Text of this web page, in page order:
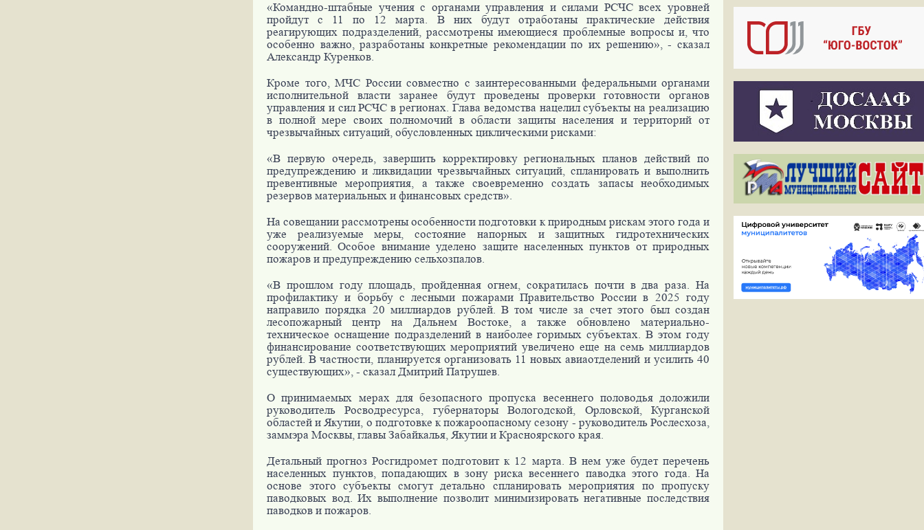
«Командно-штабные учения с органами управления и силами РСЧС всех уровней
пройдут с 11 по 12 марта. В них будут отработаны практические действия
реагирующих подразделений, рассмотрены имеющиеся проблемные вопросы и, что
особенно важно, разработаны конкретные рекомендации по их решению», - сказал
Александр Куренков.
Кроме того, МЧС России совместно с заинтересованными федеральными органами
исполнительной власти заранее будут проведены проверки готовности органов
управления и сил РСЧС в регионах. Глава ведомства нацелил субъекты на реализацию
в полной мере своих полномочий в области защиты населения и территорий от
чрезвычайных ситуаций, обусловленных циклическими рисками:
«В первую очередь, завершить корректировку региональных планов действий по
предупреждению и ликвидации чрезвычайных ситуаций, спланировать и выполнить
превентивные мероприятия, а также своевременно создать запасы необходимых
резервов материальных и финансовых средств».
На совещании рассмотрены особенности подготовки к природным рискам этого года и
уже реализуемые меры, состояние напорных и защитных гидротехнических
сооружений. Особое внимание уделено защите населенных пунктов от природных
пожаров и предупреждению сельхозпалов.
«В прошлом году площадь, пройденная огнем, сократилась почти в два раза. На
профилактику и борьбу с лесными пожарами Правительство России в 2025 году
направило порядка 20 миллиардов рублей. В том числе за счет этого был создан
лесопожарный центр на Дальнем Востоке, а также обновлено материально-
техническое оснащение подразделений в наиболее горимых субъектах. В этом году
финансирование соответствующих мероприятий увеличено еще на семь миллиардов
рублей. В частности, планируется организовать 11 новых авиаотделений и усилить 40
существующих», - сказал Дмитрий Патрушев.
О принимаемых мерах для безопасного пропуска весеннего половодья доложили
руководитель Росводресурса, губернаторы Вологодской, Орловской, Курганской
областей и Якутии, о подготовке к пожароопасному сезону - руководитель Рослесхоза,
заммэра Москвы, главы Забайкалья, Якутии и Красноярского края.
Детальный прогноз Росгидромет подготовит к 12 марта. В нем уже будет перечень
населенных пунктов, попадающих в зону риска весеннего паводка этого года. На
основе этого субъекты смогут детально спланировать мероприятия по пропуску
паводковых вод. Их выполнение позволит минимизировать негативные последствия
паводков и пожаров.